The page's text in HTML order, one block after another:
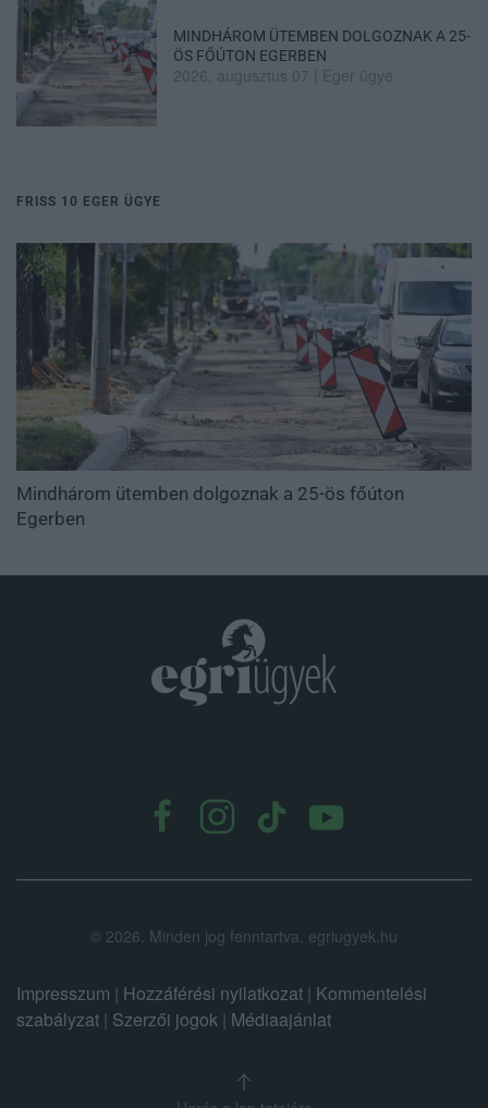
MINDHÁROM ÜTEMBEN DOLGOZNAK A 25-
ÖS FŐÚTON EGERBEN
2026. augusztus 07 Eger ügye
FRISS 10 EGER ÜGYE
Mindhárom ütemben dolgoznak a 25-ös főúton
Egerben
© 2026. Minden jog fenntartva. egriugyek.hu
Impresszum | Hozzáférési nyilatkozat | Kommentelési
szabályzat | Szerzői jogok | Médiaajánlat